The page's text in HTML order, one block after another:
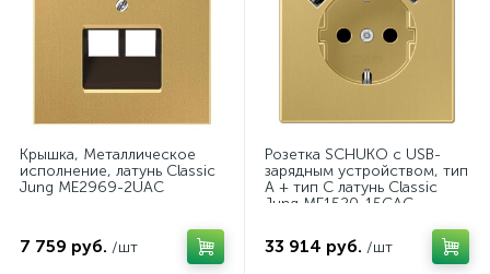
Kрышка, Металлическое
исполнение, латунь Classic
Jung ME2969-2UAC
7 759 руб. /шт
Розетка SCHUKO с USB-
зарядным устройством, тип
A + тип С латунь Classic
Jung ME1520-15CAC
33 914 руб. /шт